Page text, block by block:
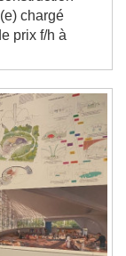
chargé
prix f/h à